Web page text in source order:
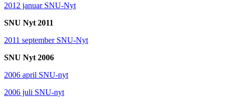
2012 januar SNU-Nyt
SNU Nyt 2011
2011 september SNU-Nyt
SNU Nyt 2006
2006 april SNU-nyt
2006 juli SNU-nyt